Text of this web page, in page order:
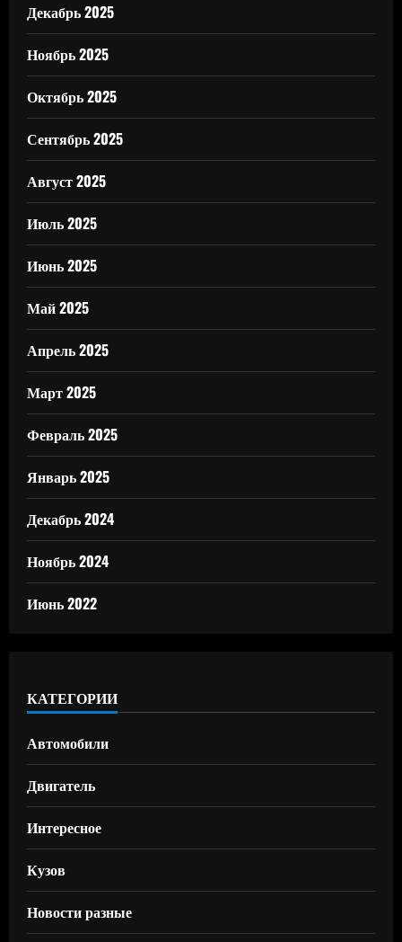
Декабрь 2025
Ноябрь 2025
Октябрь 2025
Сентябрь 2025
Август 2025
Июль 2025
Июнь 2025
Май 2025
Апрель 2025
Март 2025
Февраль 2025
Январь 2025
Декабрь 2024
Ноябрь 2024
Июнь 2022
КАТЕГОРИИ
Автомобили
Двигатель
Интересное
Кузов
Новости разные